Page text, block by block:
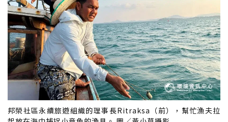
邦榮社區永續旅遊組織的理事長Ritraksa（前），幫忙漁夫拉